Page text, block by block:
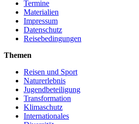
Termine
Materialien
Impressum
Datenschutz
Reisebedingungen
Themen
Reisen und Sport
Naturerlebnis
Jugendbeteiligung
Transformation
Klimaschutz
Internationales